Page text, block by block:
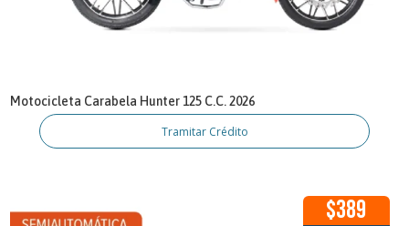
Motocicleta Carabela Hunter 125 C.C. 2026
Tramitar Crédito
$389